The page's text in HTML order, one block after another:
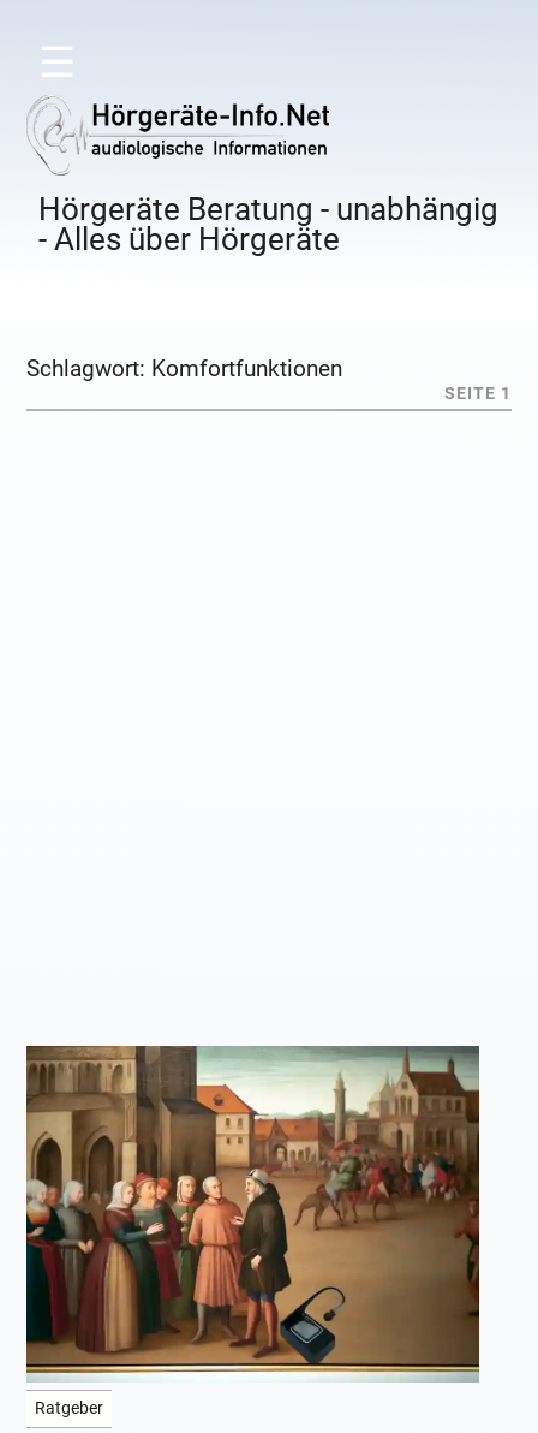
☰
Hörgeräte Beratung - unabhängig
- Alles über Hörgeräte
Schlagwort: Komfortfunktionen
SEITE 1
Ratgeber